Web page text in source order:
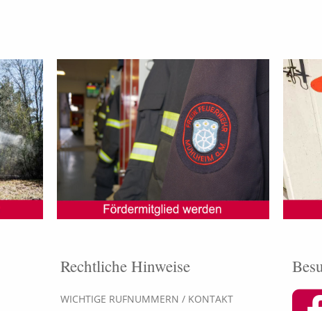
Rechtliche Hinweise
WICHTIGE RUFNUMMERN / KONTAKT